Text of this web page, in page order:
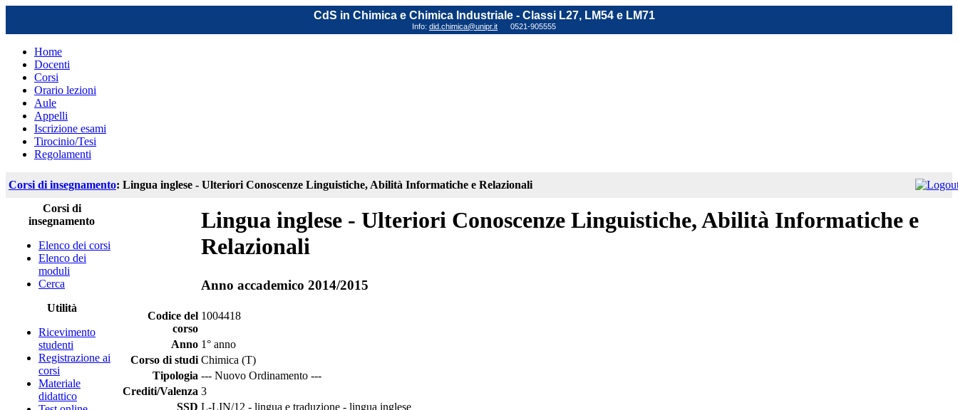
CdS in Chimica e Chimica Industriale - Classi L27, LM54 e LM71
Info: did.chimica@unipr.it 0521-905555
Home
Docenti
Corsi
Orario lezioni
Aule
Appelli
Iscrizione esami
Tirocinio/Tesi
Regolamenti
Corsi di insegnamento: Lingua inglese - Ulteriori Conoscenze Linguistiche, Abilità Informatiche e Relazionali
Corsi di
insegnamento
Elenco dei corsi
Elenco dei
moduli
Cerca
Utilità
Ricevimento
studenti
Registrazione ai
corsi
Materiale
didattico
Lingua inglese - Ulteriori Conoscenze Linguistiche, Abilità Informatiche e
Relazionali
Anno accademico 2014/2015
Codice del
corso
1004418
Anno 1° anno
Corso di studi Chimica (T)
Tipologia --- Nuovo Ordinamento ---
Crediti/Valenza 3
SSD L-LIN/12 - lingua e traduzione - lingua inglese